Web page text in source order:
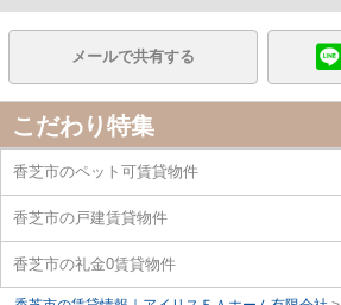
メールで共有する
こだわり特集
香芝市のペット可賃貸物件
香芝市の戸建賃貸物件
香芝市の礼金0賃貸物件